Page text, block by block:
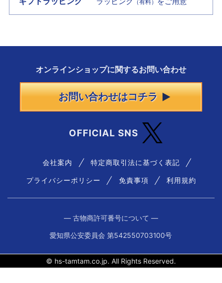
（有料）
オンラインショップに関するお問い合わせ
お問い合わせはコチラ
OFFICIAL SNS
会社案内 特定商取引法に基づく表記
プライバシーポリシー 免責事項 利用規約
― 古物商許可番号について ―
愛知県公安委員会 第542550703100号
© hs-tamtam.co.jp. All Rights Reserved.